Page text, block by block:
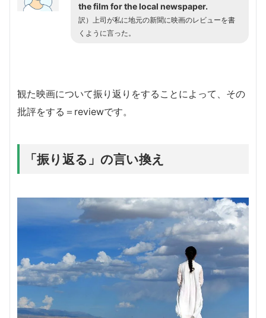
the film for the local newspaper.
訳）上司が私に地元の新聞に映画のレビューを書
くように言った。
観た映画について振り返りをすることによって、その
批評をする＝reviewです。
「振り返る」の言い換え